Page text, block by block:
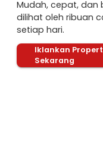
Mudah, cepat, dan
dilihat oleh ribuan
setiap hari.
Iklankan
Sekarang